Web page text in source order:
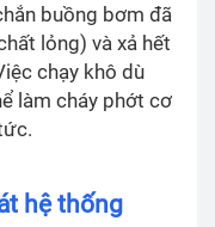
buồng bơm đã
lỏng) và xả hết
chạy khô dù
làm cháy phớt cơ
hệ thống